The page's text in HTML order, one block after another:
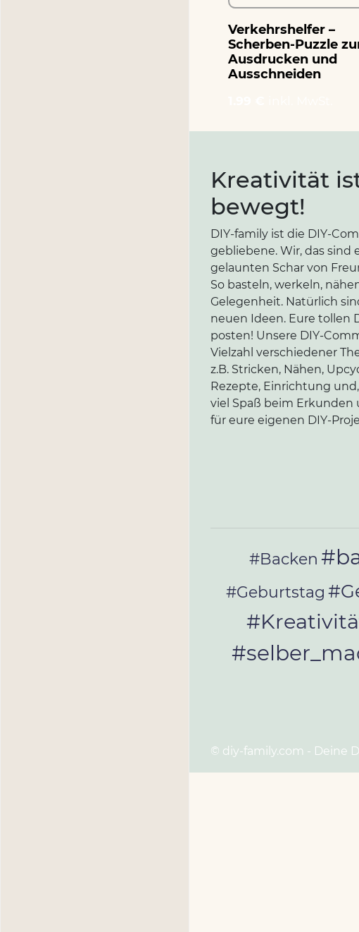
Verkehrshelfer –
Scherben-Puzzle
Ausdrucken und
Ausschneiden
Kreativität
bewegt!
DIY-family ist die DIY-
gebliebene. Wir, das sind
gelaunten Schar von
So basteln, werkeln,
Gelegenheit. Natürlich
neuen Ideen. Eure tollen
posten! Unsere DIY-
Vielzahl verschiedener
z.B. Stricken, Nähen,
Rezepte, Einrichtung
viel Spaß beim
für eure eigenen DIY-
#Backen
#Geburtstag
© diy-family.com - Deine